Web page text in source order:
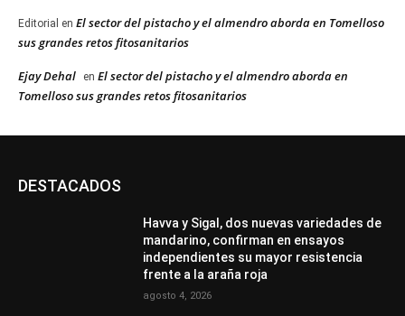
Editorial en El sector del pistacho y el almendro aborda en Tomelloso
sus grandes retos fitosanitarios
Ejay Dehal en El sector del pistacho y el almendro aborda en
Tomelloso sus grandes retos fitosanitarios
DESTACADOS
Havva y Sigal, dos nuevas variedades de
mandarino, confirman en ensayos
independientes su mayor resistencia
frente a la araña roja
agosto 4, 2026